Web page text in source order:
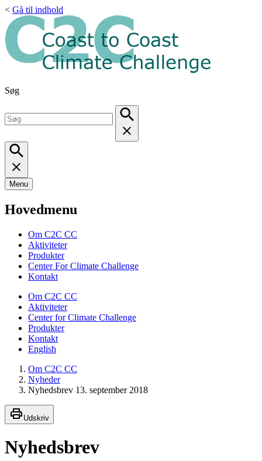
< Gå til indhold
Søg
Menu
Hovedmenu
Om C2C CC
Aktiviteter
Produkter
Center For Climate Challenge
Kontakt
Om C2C CC
Aktiviteter
Center for Climate Challenge
Produkter
Kontakt
English
Om C2C CC
Nyheder
Nyhedsbrev 13. september 2018
Udskriv
Nyhedsbrev